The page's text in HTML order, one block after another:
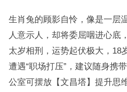
生肖兔的顾影自怜，像是一层
人意示人，却将委屈咽进心底
太岁相刑，运势起伏极大，18
遭遇“职场打压”，建议随身携
公室可摆放【文昌塔】提升思